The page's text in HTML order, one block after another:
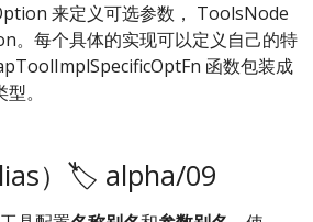
来定义可选参数， ToolsNode
。每个具体的实现可以定义自己的特
函数包装成
。
）🏷️ alpha/09